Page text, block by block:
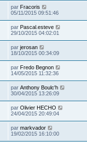
par Fracoris
05/11/2015 09:51:46
par Pascal.esteve
29/10/2015 04:02:01
par jerosan
18/10/2015 00:34:09
par Fredo Begnon
14/05/2015 11:32:36
par Anthony Boulc'h
30/04/2015 13:26:09
par Olivier HECHO
24/04/2015 20:49:04
par markvador
19/02/2015 16:10:00